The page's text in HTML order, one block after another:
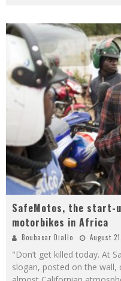
SafeMotos, the start-
motorbikes in Africa
Boubacar Diallo August
"Don’t get killed today. At
slogan, posted on the